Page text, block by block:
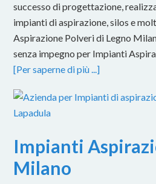
successo di progettazione,
impianti di aspirazione, silos e
Aspirazione Polveri di Legno
senza impegno per Impianti
[Per saperne di più ...]
Impianti
Milano